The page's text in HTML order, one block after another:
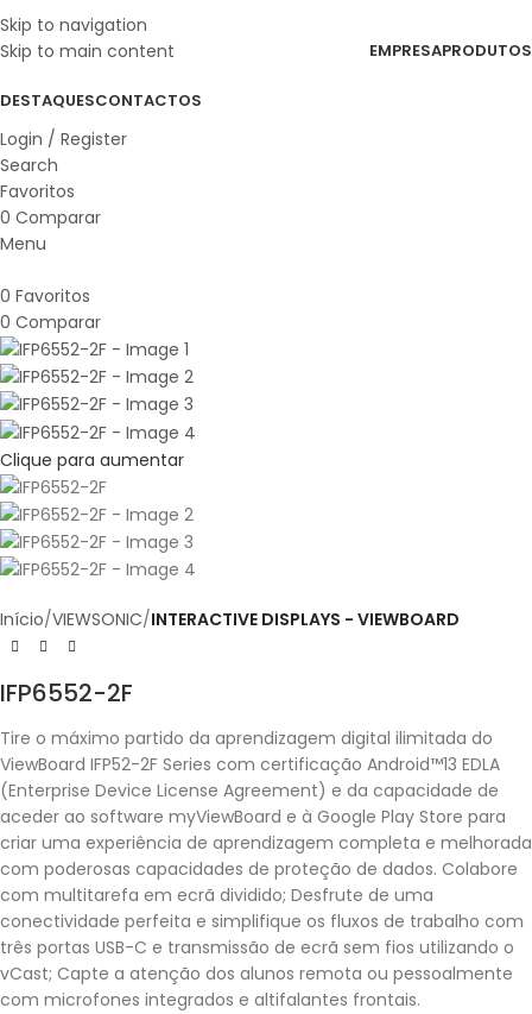
Skip to navigation
Skip to main content
EMPRESAPRODUTOS
DESTAQUESCONTACTOS
Login / Register
Search
Favoritos
0 Comparar
Menu
0 Favoritos
0 Comparar
Clique para aumentar
Início VIEWSONIC INTERACTIVE DISPLAYS - VIEWBOARD
IFP6552-2F
Tire o máximo partido da aprendizagem digital ilimitada do
ViewBoard IFP52-2F Series com certificação Android™13 EDLA
(Enterprise Device License Agreement) e da capacidade de
aceder ao software myViewBoard e à Google Play Store para
criar uma experiência de aprendizagem completa e melhorada
com poderosas capacidades de proteção de dados. Colabore
com multitarefa em ecrã dividido; Desfrute de uma
conectividade perfeita e simplifique os fluxos de trabalho com
três portas USB-C e transmissão de ecrã sem fios utilizando o
vCast; Capte a atenção dos alunos remota ou pessoalmente
com microfones integrados e altifalantes frontais.